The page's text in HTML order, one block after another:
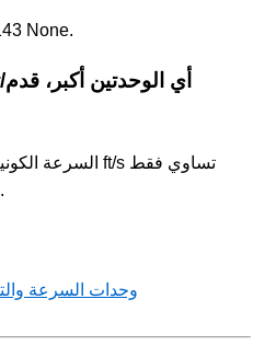
None.
أي الوحدتين أكبر،
وحدات السرعة